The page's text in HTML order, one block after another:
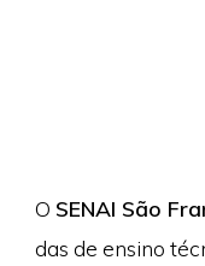
O SENAI São
das de ensino